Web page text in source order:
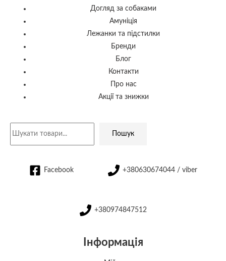
Догляд за собаками
Амуніція
Лежанки та підстилки
Бренди
Блог
Контакти
Про нас
Акції та знижки
Пошук
Facebook +380630674044 / viber
+380974847512
Інформація